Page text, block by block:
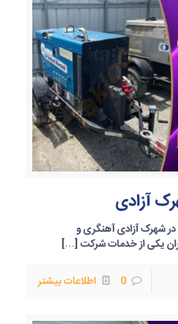
آزادی
شهرک آزادی آهنگری و
یکی از خدمات شرکت […]
0 اطلاعات بیشتر